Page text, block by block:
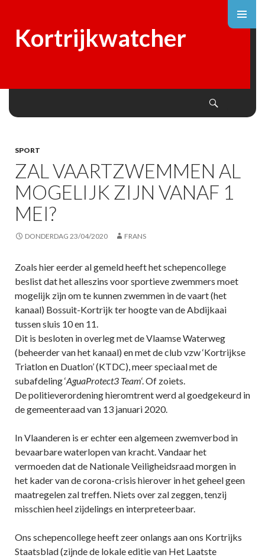
Kortrijkwatcher
SPORT
ZAL VAARTZWEMMEN AL
MOGELIJK ZIJN VANAF 1
MEI?
DONDERDAG 23/04/2020 FRANS
Zoals hier eerder al gemeld heeft het schepencollege
beslist dat het alleszins voor sportieve zwemmers moet
mogelijk zijn om te kunnen zwemmen in de vaart (het
kanaal) Bossuit-Kortrijk ter hoogte van de Abdijkaai
tussen sluis 10 en 11.
Dit is besloten in overleg met de Vlaamse Waterweg
(beheerder van het kanaal) en met de club vzw ‘Kortrijkse
Triatlon en Duatlon’ (KTDC), meer speciaal met de
subafdeling ‘AguaProtect3 Team‘. Of zoiets.
De politieverordening hieromtrent werd al goedgekeurd in
de gemeenteraad van 13 januari 2020.
In Vlaanderen is er echter een algemeen zwemverbod in
bevaarbare waterlopen van kracht. Vandaar het
vermoeden dat de Nationale Veiligheidsraad morgen in
het kader van de corona-crisis hierover in het geheel geen
maatregelen zal treffen. Niets over zal zeggen, tenzij
misschien heel zijdelings en interpreteerbaar.
Ons schepencollege heeft zeer onlangs aan ons Kortrijks
Staatsblad (zijnde de lokale editie van Het Laatste